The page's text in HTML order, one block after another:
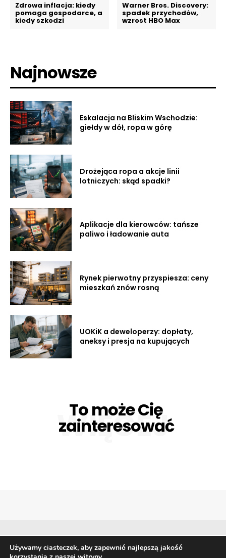
Zdrowa inflacja: kiedy
pomaga gospodarce, a
kiedy szkodzi
Warner Bros. Discovery:
spadek przychodów,
wzrost HBO Max
Najnowsze
Eskalacja na Bliskim Wschodzie:
giełdy w dół, ropa w górę
Drożejąca ropa a akcje linii
lotniczych: skąd spadki?
Aplikacje dla kierowców: tańsze
paliwo i ładowanie auta
Rynek pierwotny przyspiesza: ceny
mieszkań znów rosną
UOKiK a deweloperzy: dopłaty,
aneksy i presja na kupujących
To może Cię
zainteresować
WIĘCEJ
Używamy ciasteczek, aby zapewnić najlepszą jakość